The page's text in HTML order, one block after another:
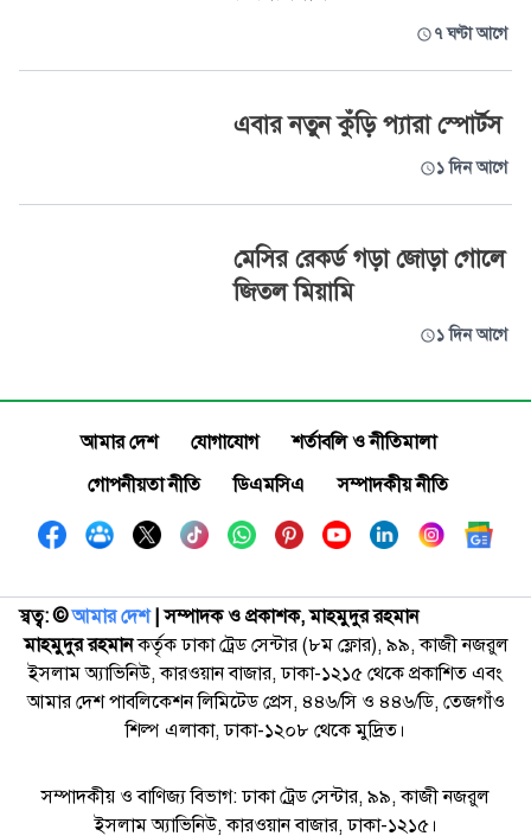
৭ ঘণ্টা আগে
এবার নতুন কুঁড়ি প্যারা স্পোর্টস
১ দিন আগে
মেসির রেকর্ড গড়া জোড়া গোলে
জিতল মিয়ামি
১ দিন আগে
আমার দেশ যোগাযোগ
শর্তাবলি ও নীতিমালা
গোপনীয়তা নীতি
ডিএমসিএ সম্পাদকীয় নীতি
স্বত্ব: ©️আমার দেশ| সম্পাদক ও প্রকাশক, মাহমুদুর রহমান
মাহমুদুর রহমানকর্তৃক ঢাকা ট্রেড সেন্টার (৮ম ফ্লোর), ৯৯, কাজী নজরুল
ইসলাম অ্যাভিনিউ, কারওয়ান বাজার, ঢাকা-১২১৫ থেকে প্রকাশিত এবং
আমার দেশ পাবলিকেশন লিমিটেড প্রেস, ৪৪৬/সি ও ৪৪৬/ডি, তেজগাঁও
শিল্প এলাকা, ঢাকা-১২০৮ থেকে মুদ্রিত।
সম্পাদকীয় ও বাণিজ্য বিভাগ: ঢাকা ট্রেড সেন্টার, ৯৯, কাজী নজরুল
ইসলাম অ্যাভিনিউ, কারওয়ান বাজার, ঢাকা-১২১৫।